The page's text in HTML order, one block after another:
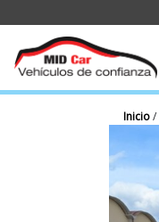
Inicio/